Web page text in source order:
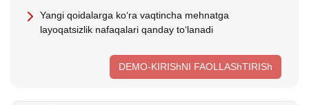
Yangi qoidalarga koʻra vaqtincha mehnatga
layoqatsizlik nafaqalari qanday toʻlanadi
DEMO-KIRIShNI FAOLLAShTIRISh